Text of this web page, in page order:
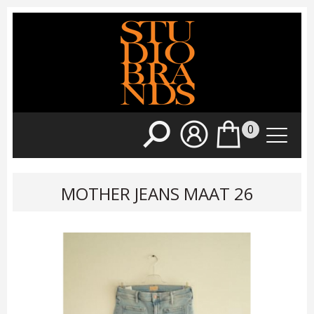
0
MOTHER JEANS MAAT 26